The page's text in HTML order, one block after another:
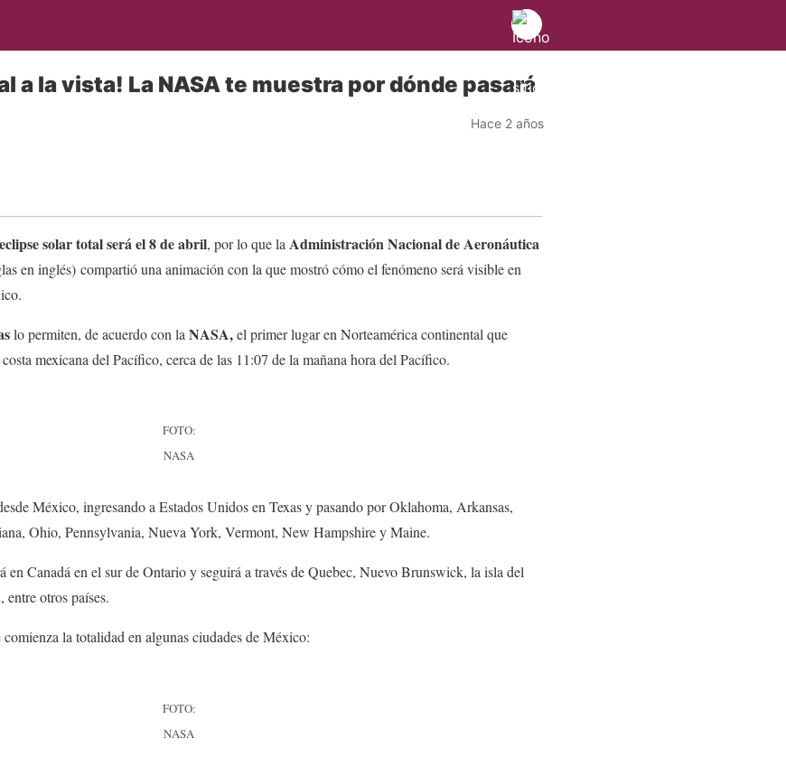
a la vista! La NASA te muestra por dónde pasará
Hace 2 años
eclipse solar total será el 8 de abril, por lo que la Administración Nacional de Aeronáutica
en inglés) compartió una animación con la que mostró cómo el fenómeno será visible en
lo permiten, de acuerdo con la NASA,el primer lugar en Norteamérica continental que
mexicana del Pacífico, cerca de las 11:07 de la mañana hora del Pacífico.
FOTO:
NASA
México, ingresando a Estados Unidos en Texas y pasando por Oklahoma, Arkansas,
Ohio, Pennsylvania, Nueva York, Vermont, New Hampshire y Maine.
en Canadá en el sur de Ontario y seguirá a través de Quebec, Nuevo Brunswick, la isla del
otros países.
la totalidad en algunas ciudades de México:
FOTO:
NASA